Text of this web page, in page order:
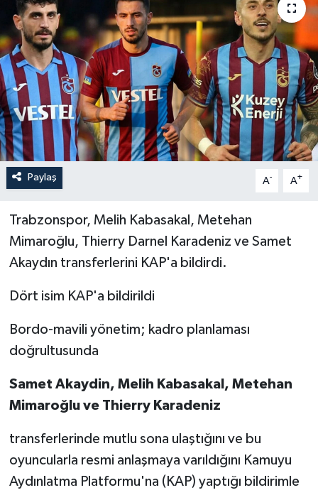
Paylaş A- A+
Trabzonspor, Melih Kabasakal, Metehan
Mimaroğlu, Thierry Darnel Karadeniz ve Samet
Akaydın transferlerini KAP'a bildirdi.
Dört isim KAP'a bildirildi
Bordo-mavili yönetim; kadro planlaması
doğrultusunda
Samet Akaydin, Melih Kabasakal, Metehan
Mimaroğlu ve Thierry Karadeniz
transferlerinde mutlu sona ulaştığını ve bu
oyuncularla resmi anlaşmaya varıldığını Kamuyu
Aydınlatma Platformu'na (KAP) yaptığı bildirimle
EĞİTİM
İLÇELER
OTOPARK
TEKNOLOJİ
Haber Arşivi